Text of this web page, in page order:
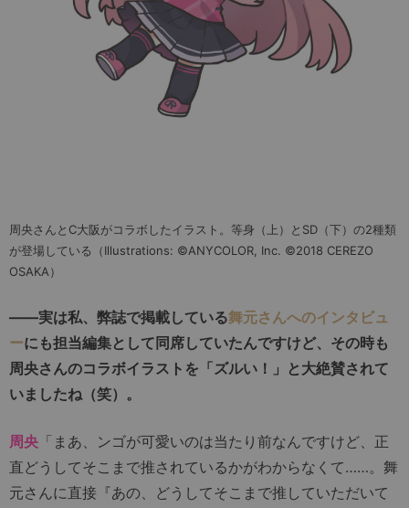
周央さんとC大阪がコラボしたイラスト。等身（上）とSD（下）の2種類
が登場している（Illustrations: ©ANYCOLOR, Inc. ©2018 CEREZO
OSAKA）
――実は私、弊誌で掲載している舞元さんへのインタビュ
ーにも担当編集として同席していたんですけど、その時も
周央さんのコラボイラストを「ズルい！」と大絶賛されて
いましたね（笑）。
周央 「まあ、ンゴが可愛いのは当たり前なんですけど、正
直どうしてそこまで推されているかがわからなくて……。舞
元さんに直接『あの、どうしてそこまで推していただいて